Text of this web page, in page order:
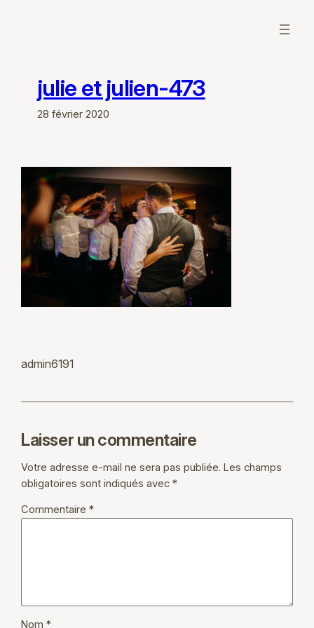
julie et julien-473
28 février 2020
admin6191
Laisser un commentaire
Votre adresse e-mail ne sera pas publiée. Les champs
obligatoires sont indiqués avec*
Commentaire*
Nom*